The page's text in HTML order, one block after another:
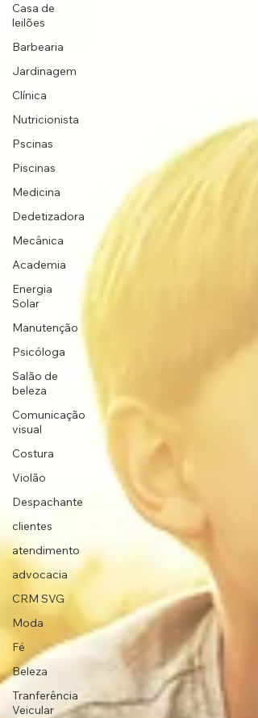
Casa de
leilões
Barbearia
Jardinagem
Clínica
Nutricionista
Pscinas
Piscinas
Medicina
Dedetizadora
Mecânica
Academia
Energia
Solar
Manutenção
Psicóloga
Salão de
beleza
Comunicação
visual
Costura
Violão
Despachante
clientes
atendimento
advocacia
CRM SVG
Moda
Fé
Beleza
Tranferência
Veicular